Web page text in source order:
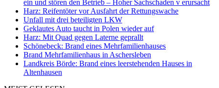
ein und stören den Betrieb – Hoher Sachschaden v erursacht
Harz: Reifentöter vor Ausfahrt der Rettungswache
Unfall mit drei beteiligten LKW
Geklautes Auto taucht in Polen wieder auf
Harz: Mit Quad gegen Laterne geprallt
Schönebeck: Brand eines Mehrfamilienhauses
Brand Mehrfamilienhaus in Aschersleben
Landkreis Börde: Brand eines leerstehenden Hauses in
Altenhausen